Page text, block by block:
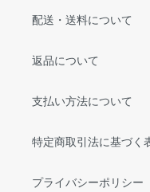
配送・送料について
返品について
支払い方法について
特定商取引法に基づく
プライバシーポリシー